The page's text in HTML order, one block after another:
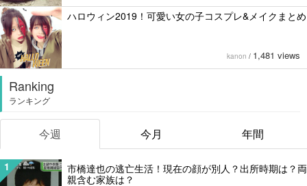
ハロウィン2019！可愛い女の子コスプレ&メイクまとめ
kanon / 1,481 views
Ranking
ランキング
今週 今月 年間
1
市橋達也の逃亡生活！現在の顔が別人？出所時期は？両
親含む家族は？